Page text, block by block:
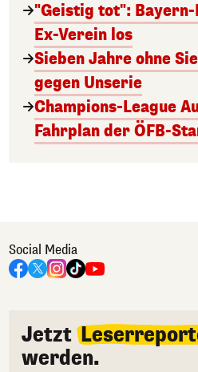
"Geistig tot":
Ex-Verein los
Sieben Jahre ohne
gegen Unserie
Champions-League
Fahrplan der ÖFB-
Social Media
Jetzt
werden.